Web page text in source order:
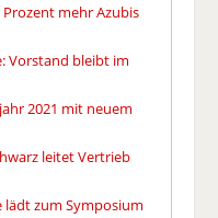
Prozent mehr Azubis
Vorstand bleibt im
2021 mit neuem
leitet Vertrieb
lädt zum Symposium